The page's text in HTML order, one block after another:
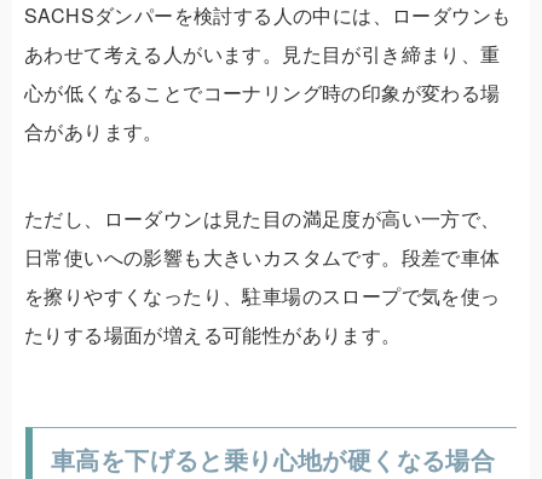
SACHSダンパーを検討する人の中には、ローダウンも
あわせて考える人がいます。見た目が引き締まり、重
心が低くなることでコーナリング時の印象が変わる場
合があります。
ただし、ローダウンは見た目の満足度が高い一方で、
日常使いへの影響も大きいカスタムです。段差で車体
を擦りやすくなったり、駐車場のスロープで気を使っ
たりする場面が増える可能性があります。
車高を下げると乗り心地が硬くなる場合